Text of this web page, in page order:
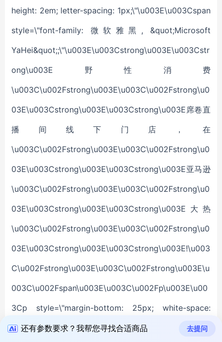
还有参数要求？我帮您寻找合适商品 去提问